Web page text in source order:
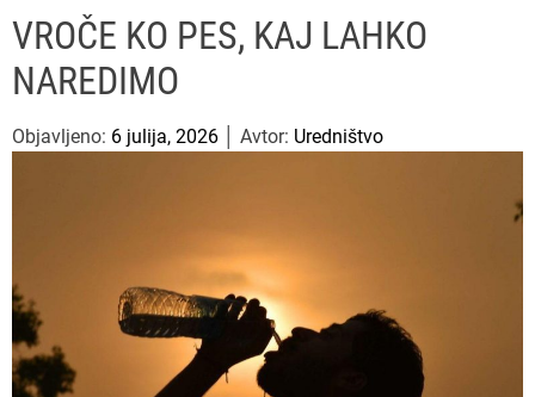
P
e
s
a
l
e
c
h
o
e
VROČE KO PES, KAJ LAHKO
NAREDIMO
Objavljeno: 6 julija, 2026 │ Avtor: Uredništvo